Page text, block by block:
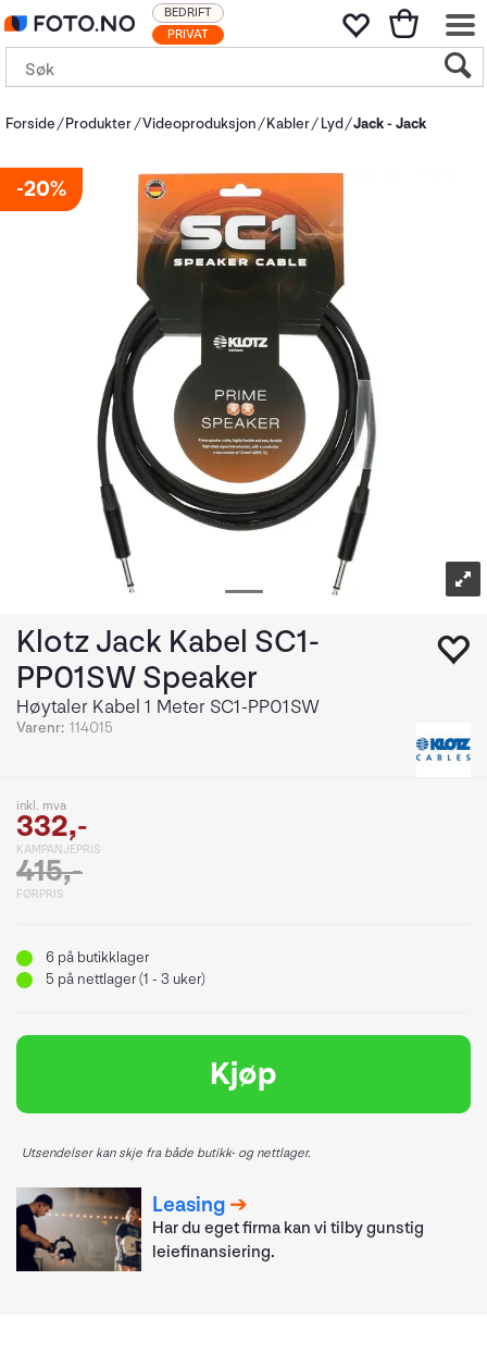
PRIVAT
BEDRIFT
Forside Produkter Videoproduksjon Kabler Lyd Jack - Jack
20%
Klotz Jack Kabel SC1-
PP01SW Speaker
Høytaler Kabel 1 Meter SC1-PP01SW
Varenr: 114015
inkl. mva
332,-
KAMPANJEPRIS
415,-
FØRPRIS
6 på butikklager
5 på nettlager (1 - 3 uker)
Kjøp
Utsendelser kan skje fra både butikk- og nettlager.
Leasing
Har du eget firma kan vi tilby gunstig
leiefinansiering.